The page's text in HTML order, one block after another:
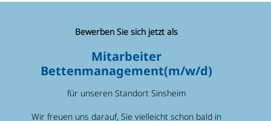
Bewerben Sie sich jetzt als
Mitarbeiter
Bettenmanagement(m/w/d)
für unseren Standort Sinsheim
Wir freuen uns darauf, Sie vielleicht schon bald in